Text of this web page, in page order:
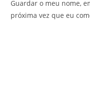
Guardar o meu nome,
próxima vez que eu